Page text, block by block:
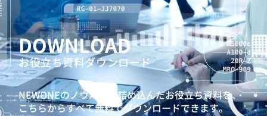
DOWNLOAD
お役立ち資料ダウンロード
NEWONEのノウハウを詰め込んだお役立ち資料を、
こちらからすべて無料でダウンロードできます。